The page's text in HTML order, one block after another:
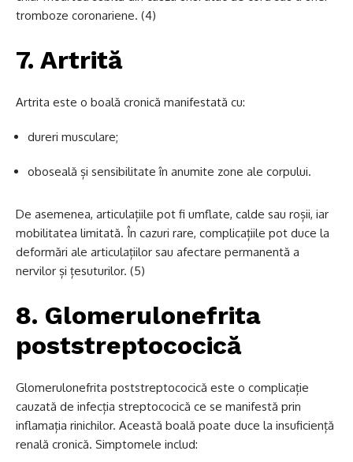
tromboze coronariene. (4)
7. Artrită
Artrita este o boală cronică manifestată cu:
dureri musculare;
oboseală și sensibilitate în anumite zone ale corpului.
De asemenea, articulațiile pot fi umflate, calde sau roșii, iar
mobilitatea limitată. În cazuri rare, complicațiile pot duce la
deformări ale articulațiilor sau afectare permanentă a
nervilor și țesuturilor. (5)
8. Glomerulonefrita
poststreptococică
Glomerulonefrita poststreptococică este o complicație
cauzată de infecția streptococică ce se manifestă prin
inflamația rinichilor. Această boală poate duce la insuficiență
renală cronică. Simptomele includ: